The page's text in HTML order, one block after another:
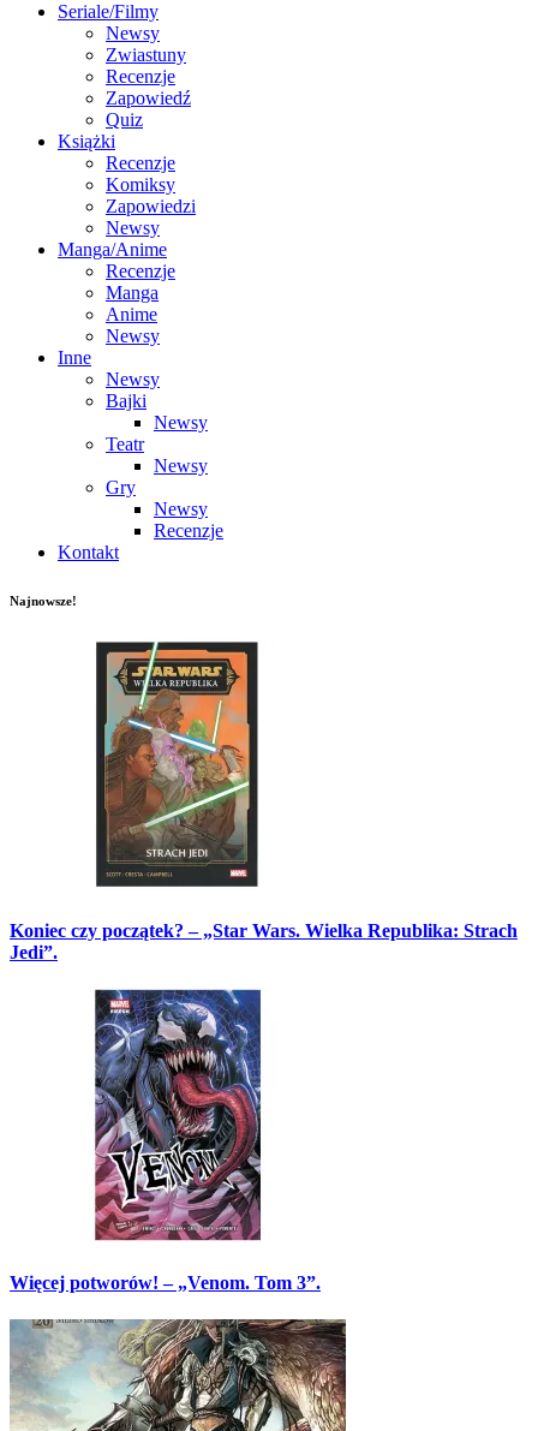
Seriale/Filmy
Newsy
Zwiastuny
Recenzje
Zapowiedź
Quiz
Książki
Recenzje
Komiksy
Zapowiedzi
Newsy
Manga/Anime
Recenzje
Manga
Anime
Newsy
Inne
Newsy
Bajki
Newsy
Teatr
Newsy
Gry
Newsy
Recenzje
Kontakt
Najnowsze!
Koniec czy początek? – „Star Wars. Wielka Republika: Strach
Jedi”.
Więcej potworów! – „Venom. Tom 3”.